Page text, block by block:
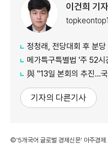
이건희 기자
정청래, 전당대회 후 분당
메가특구특별법 '주 52시간제
與 "13일 본회의 추진…
기자의 다른기사
©'5개국어 글로벌 경제신문' 아주경제.